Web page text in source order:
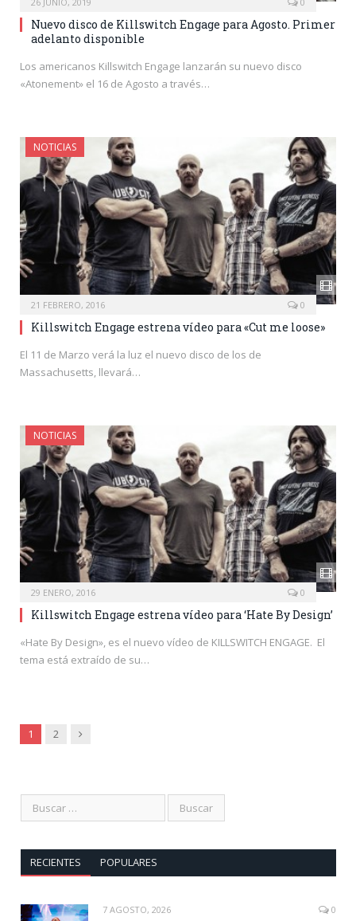
Nuevo disco de Killswitch Engage para Agosto. Primer
adelanto disponible
Los americanos Killswitch Engage lanzarán su nuevo disco
«Atonement» el 16 de Agosto a través…
NOTICIAS
21 FEBRERO, 2016 0
Killswitch Engage estrena vídeo para «Cut me loose»
El 11 de Marzo verá la luz el nuevo disco de los de
Massachusetts, llevará…
NOTICIAS
29 ENERO, 2016 0
Killswitch Engage estrena vídeo para ‘Hate By Design’
«Hate By Design», es el nuevo vídeo de KILLSWITCH ENGAGE. El
tema está extraído de su…
1 2 Siguiente
RECIENTES POPULARES
7 AGOSTO, 2026 0